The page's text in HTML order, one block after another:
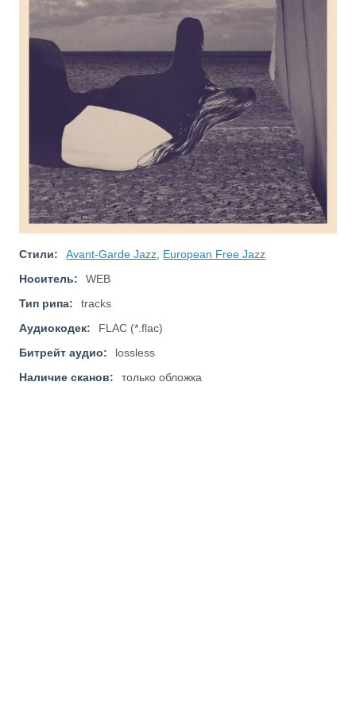
Стили: Avant-Garde Jazz European Free Jazz
Носитель:
WEB
Тип рипа:
tracks
Аудиокодек:
FLAC (*.flac)
Битрейт аудио:
lossless
Наличие сканов:
только обложка